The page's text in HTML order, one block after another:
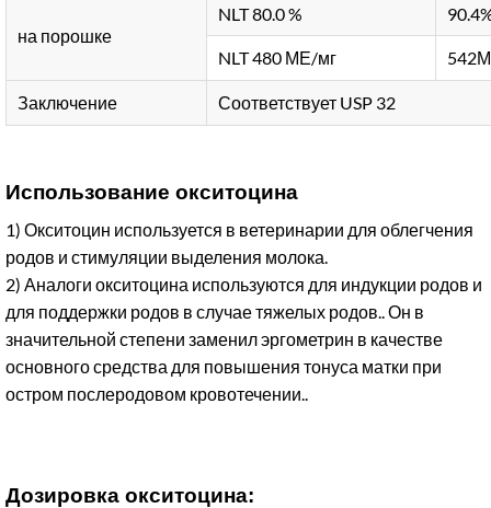
на порошке
NLT 80.0 %
NLT 480 МЕ/мг
Заключение Соответствует USP 32
Использование окситоцина
1) Окситоцин используется в ветеринарии для облегчения
родов и стимуляции выделения молока.
2) Аналоги окситоцина используются для индукции родов и
для поддержки родов в случае тяжелых родов.. Он в
значительной степени заменил эргометрин в качестве
основного средства для повышения тонуса матки при
остром послеродовом кровотечении..
Дозировка окситоцина: